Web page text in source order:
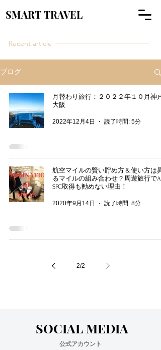
SMART TRAVEL
Recent article
ブログ
月替わり旅行：２０２２年１０月神
大阪
2022年12月4日 読了時間: 5分
航空マイルの賢い貯め方＆使い方は
るマイルの組み合わせ？周遊旅行で
SFC取得も勧めない理由！
2020年9月14日 読了時間: 8分
2/2
SOCIAL MEDIA
公式アカウント